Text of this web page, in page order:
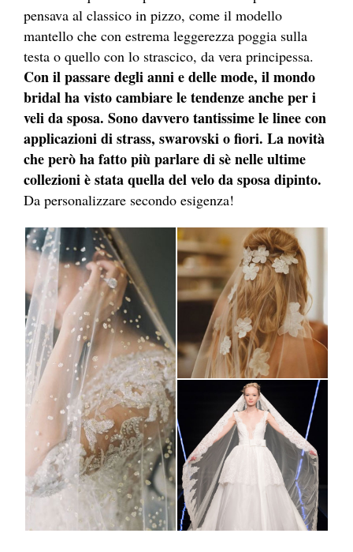
pensava al classico in pizzo, come il modello
mantello che con estrema leggerezza poggia sulla
testa o quello con lo strascico, da vera principessa.
Con il passare degli anni e delle mode, il mondo
bridal ha visto cambiare le tendenze anche per i
veli da sposa. Sono davvero tantissime le linee con
applicazioni di strass, swarovski o fiori. La novità
che però ha fatto più parlare di sè nelle ultime
collezioni è stata quella del velo da sposa dipinto.
Da personalizzare secondo esigenza!